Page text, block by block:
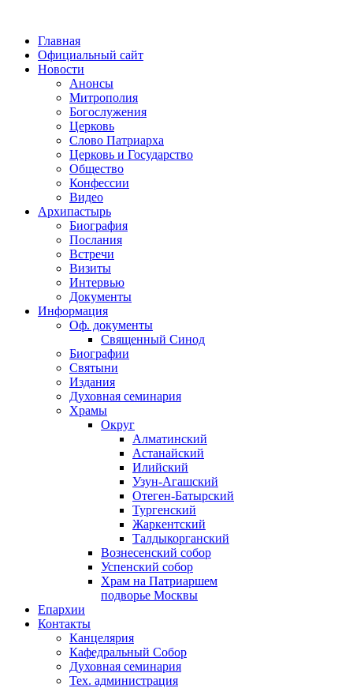
Главная
Официальный сайт
Новости
Анонсы
Митрополия
Богослужения
Церковь
Слово Патриарха
Церковь и Государство
Общество
Конфессии
Видео
Архипастырь
Биография
Послания
Встречи
Визиты
Интервью
Документы
Информация
Оф. документы
Священный Синод
Биографии
Святыни
Издания
Духовная семинария
Храмы
Округ
Алматинский
Астанайский
Илийский
Узун-Агашский
Отеген-Батырский
Тургенский
Жаркентский
Талдыкорганский
Вознесенский собор
Успенский собор
Храм на Патриаршем
подворье Москвы
Епархии
Контакты
Канцелярия
Кафедральный Собор
Духовная семинария
Тех. администрация